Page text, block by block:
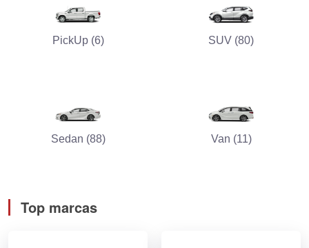
PickUp (6) SUV (80)
Sedan (88) Van (11)
Top marcas